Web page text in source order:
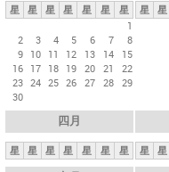
星 星 星 星 星 星
星
1
2
3 4 5 6 7
8
9 10 11 12 13 14
15
16 17 18 19 20 21
22
23 24 25 26 27 28 29
30
星 星
四月
星 星 星 星 星 星 星 星 星